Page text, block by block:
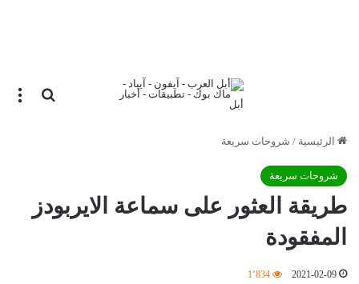
بحث
الرئيسية / شروحات سريعة
شروحات سريعة
طريقة العثور على سماعة الايربودز
المفقودة
2021-02-09 1٬834